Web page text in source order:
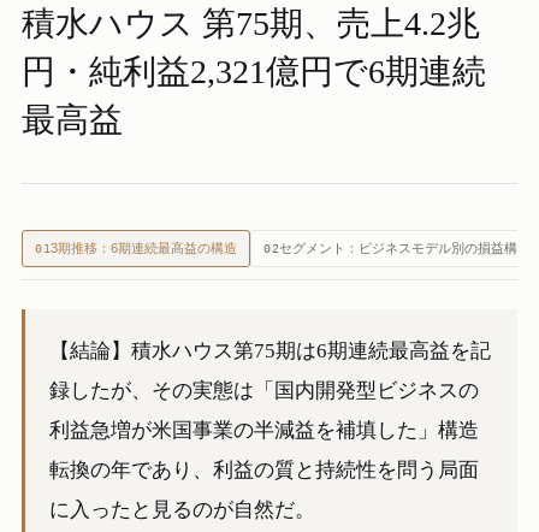
積水ハウス 第75期、売上4.2兆
円・純利益2,321億円で6期連続
最高益
013期推移：6期連続最高益の構造 02セグメント：ビジネスモデル別の損益構造
【結論】積水ハウス第75期は6期連続最高益を記
録したが、その実態は「国内開発型ビジネスの
利益急増が米国事業の半減益を補填した」構造
転換の年であり、利益の質と持続性を問う局面
に入ったと見るのが自然だ。